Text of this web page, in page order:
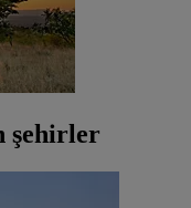
şehirler